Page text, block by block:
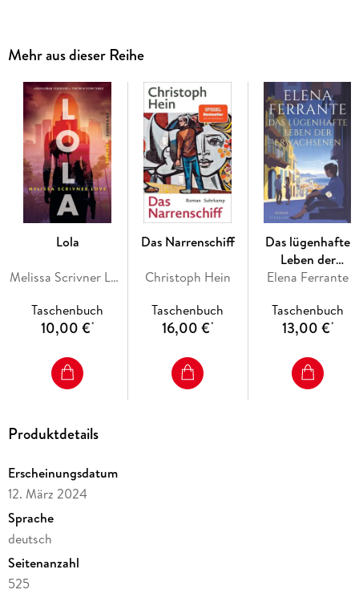
es gleichwohl, glückliche Umstände ausnutzend - Glückskind
eben -, in den späten DDR-Jahren bis zum Rektor einer
Oberschule - fast.
Am Ende erkennt er: Eine Emanzipation von der allgemeinen
und der persönlichen Geschichte ist zum Scheitern verurteilt.
Durch solche Verkettung von Vergangenheit und Gegenwart
wird aus dem Glückskind ein Unheilskind. Gerade dadurch
verkörpert Boggosch wie in einem Brennspiegel die
unterschiedlichsten Gegebenheiten Deutschlands in den
politischen, gesellschaftlichen und privaten Bereichen.
Mehr aus dieser Reihe
Lola
Melissa Scrivner Love
Taschenbuch
10,00 €*
Das Narrenschiff
Christoph Hein
Taschenbuch
16,00 €*
Das lügenhafte
Leben der
Erwachsenen
Elena Ferrante
Taschenbuch
13,00 €*
Produktdetails
Erscheinungsdatum
12. März 2024
Sprache
deutsch
Seitenanzahl
525